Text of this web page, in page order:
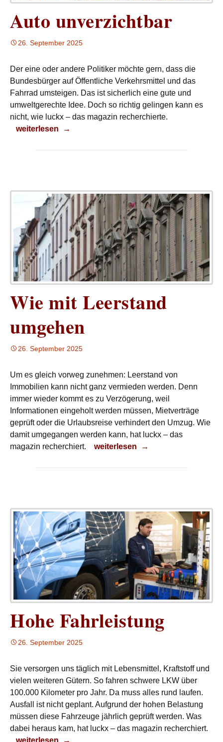
Auto unverzichtbar
26. September 2025
Der eine oder andere Politiker möchte gern, dass die
Bundesbürger auf Öffentliche Verkehrsmittel und das
Fahrrad umsteigen. Das ist sicherlich eine gute und
umweltgerechte Idee. Doch so richtig gelingen kann es
nicht, wie luckx – das magazin recherchierte.
Auto unverzichtbar
weiterlesen →
Wie mit Leerstand
umgehen
26. September 2025
Um es gleich vorweg zunehmen: Leerstand von
Immobilien kann nicht ganz vermieden werden. Denn
immer wieder kommt es zu Verzögerung, weil
Informationen eingeholt werden müssen, Mietverträge
geprüft oder die Urlaubsreise verhindert den Umzug. Wie
damit umgegangen werden kann, hat luckx – das
magazin recherchiert.
Wie mit Leerstand umgehen
weiterlesen →
Hohe Fahrleistung
26. September 2025
Sie versorgen uns täglich mit Lebensmittel, Kraftstoff und
vielen weiteren Gütern. So fahren schwere LKW über
100.000 Kilometer pro Jahr. Da muss alles rund laufen.
Ausfall ist nicht geplant. Aufgrund der hohen Belastung
müssen diese Fahrzeuge jährlich geprüft werden. Was
dabei heraus kam, hat luckx – das magazin recherchiert.
Hohe Fahrleistung
weiterlesen →